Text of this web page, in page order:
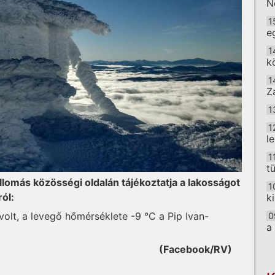
közösségi oldalán tájékoztatja a lakosságot
a levegő hőmérséklete -9 °C a Pip Ivan-
(Facebook/RV)
a